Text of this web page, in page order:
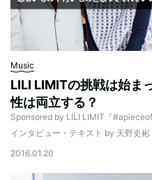
Music
LILI LIMITの挑戦は始ま
性は両立する？
Sponsored by LILI LIMIT『
インタビュー・テキスト by 天野史
2016.01.20